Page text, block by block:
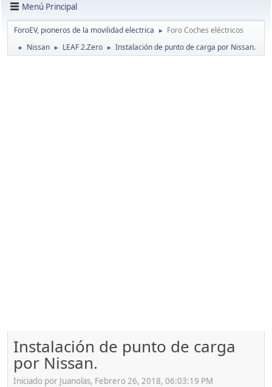
Menú Principal
ForoEV, pioneros de la movilidad electrica ► Foro Coches eléctricos
► Nissan ► LEAF 2.Zero ► Instalación de punto de carga por Nissan.
Instalación de punto de carga
por Nissan.
Iniciado por Juanolas, Febrero 26, 2018, 06:03:19 PM